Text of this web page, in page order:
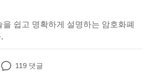
을 쉽고 명확하게 설명하는 암호화폐
119 댓글